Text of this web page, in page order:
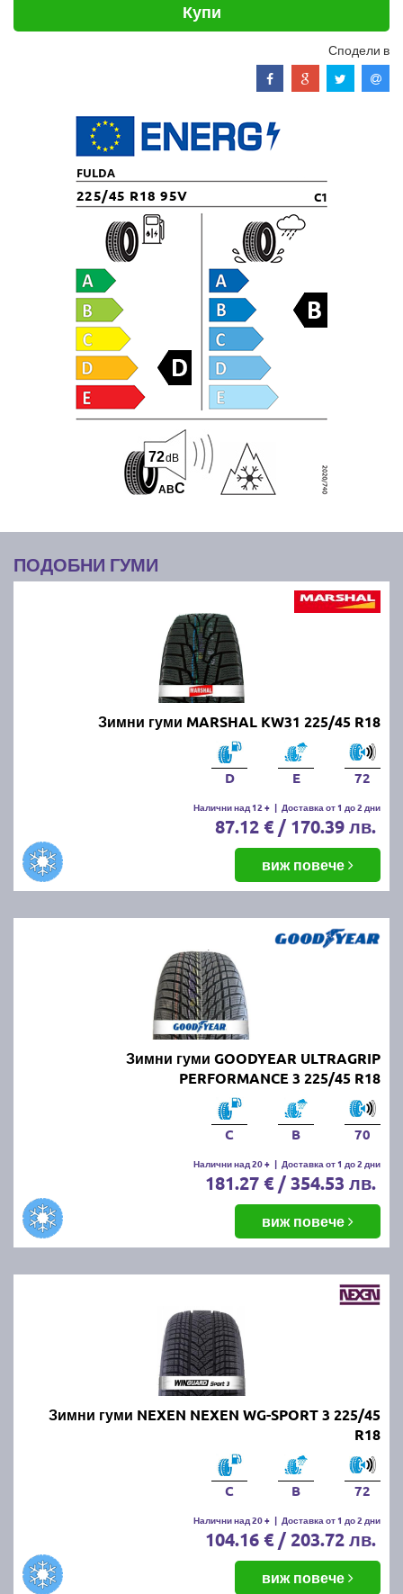
Купи
Сподели в
FULDA
225/45 R18 95V C1
ABC
72dB
ПОДОБНИ ГУМИ
Зимни гуми MARSHAL KW31 225/45 R18
D E 72
Налични над 12 + | Доставка от 1 до 2 дни
87.12 € / 170.39 лв.
виж повече
Зимни гуми GOODYEAR ULTRAGRIP
PERFORMANCE 3 225/45 R18
C B 70
Налични над 20 + | Доставка от 1 до 2 дни
181.27 € / 354.53 лв.
виж повече
Зимни гуми NEXEN NEXEN WG-SPORT 3 225/45
R18
C B 72
Налични над 20 + | Доставка от 1 до 2 дни
104.16 € / 203.72 лв.
виж повече